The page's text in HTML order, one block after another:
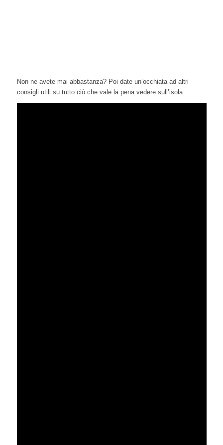
Non ne avete mai abbastanza? Poi date un’occhiata ad altri
consigli utili su tutto ciò che vale la pena vedere sull’isola: